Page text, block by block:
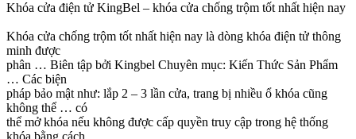
Khóa cửa điện tử KingBel – khóa cửa chống trộm tốt nhất hiện nay
Khóa cửa chống trộm tốt nhất hiện nay là dòng khóa điện tử thông
minh được
phân … Biên tập bởi Kingbel Chuyên mục: Kiến Thức Sản Phẩm
… Các biện
pháp bảo mật như: lắp 2 – 3 lần cửa, trang bị nhiều ổ khóa cũng
không thể … có
thể mở khóa nếu không được cấp quyền truy cập trong hệ thống
khóa bằng cách